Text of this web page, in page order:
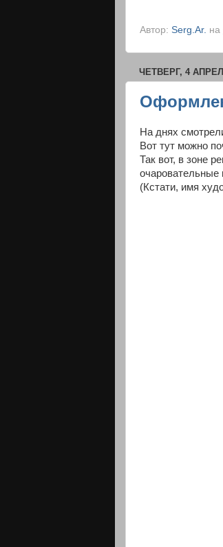
Автор: Serg.Ar. на
ЧЕТВЕРГ, 4
На днях
Вот тут можно
Так вот, в зоне
очаровательные
(Кстати, имя